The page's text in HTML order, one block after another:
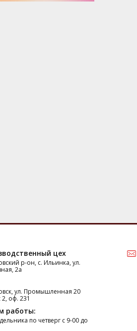
цех
р-он, с. Ильинка, ул.
2а
ул. Промышленная 20
2, оф. 231
работы:
по четверг с 9-00 до